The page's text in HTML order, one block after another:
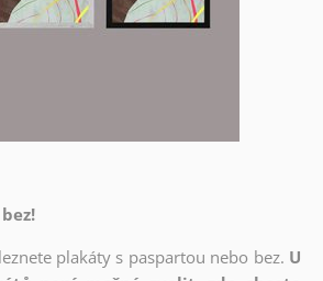
plakáty s paspartou nebo bez. U